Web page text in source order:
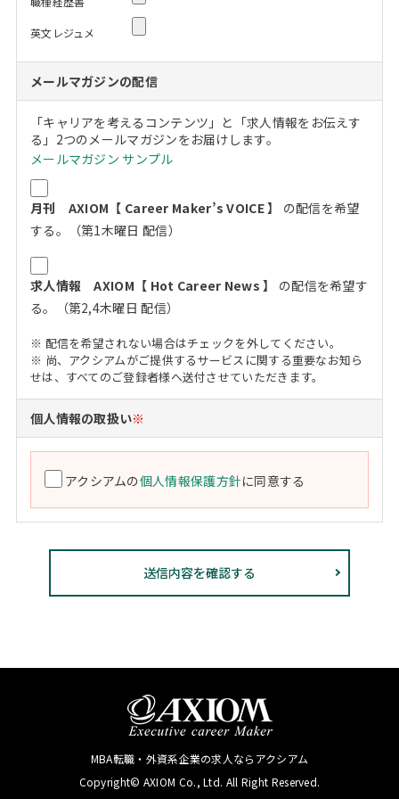
英文レジュメ
メールマガジンの配信
「キャリアを考えるコンテンツ」と「求人情報をお伝えす
る」2つのメールマガジンをお届けします。
メールマガジン サンプル
月刊 AXIOM【 Career Maker’s VOICE 】
の配信を希望
する。（第1木曜日 配信）
求人情報 AXIOM【 Hot Career News 】
の配信を希望す
る。（第2,4木曜日 配信）
※ 配信を希望されない場合はチェックを外してください。
※ 尚、アクシアムがご提供するサービスに関する重要なお知ら
せは、すべてのご登録者様へ送付させていただきます。
個人情報の取扱い※
アクシアムの個人情報保護方針に同意する
MBA転職・外資系企業の求人ならアクシアム
Copyright© AXIOM Co., Ltd. All Right Reserved.